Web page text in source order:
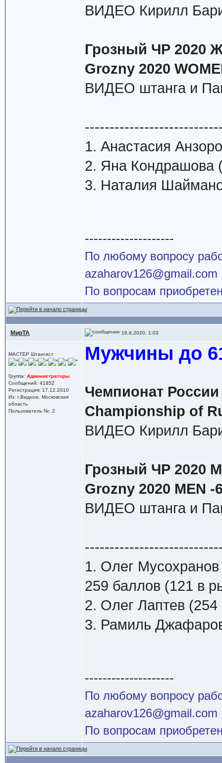
ВИДЕО Кирилл
Грозный ЧР 2020
Grozny 2020
ВИДЕО штанга и
1. Анастасия
2. Яна Кондрашова
3. Наталия
--------------------
По любому вопросу
azaharov126@gmail.com
По вопросам
МирТА 16.9.2020, 1:03
МАСТЕР Штангист
Группа: Администраторы
Сообщений: 41852
Регистрация: 17.12.2010
Из: г.Видное, Московская
область
Пользователь №: 2
Мужчины до
Чемпионат
Championship of
ВИДЕО Кирилл
Грозный ЧР 2020
Grozny 2020 MEN -
ВИДЕО штанга и
1. Олег
259 баллов (121 в
2. Олег Лаптев (254
3. Рамиль
--------------------
По любому вопросу
azaharov126@gmail.com
По вопросам